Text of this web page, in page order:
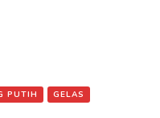
PUTIH GELAS